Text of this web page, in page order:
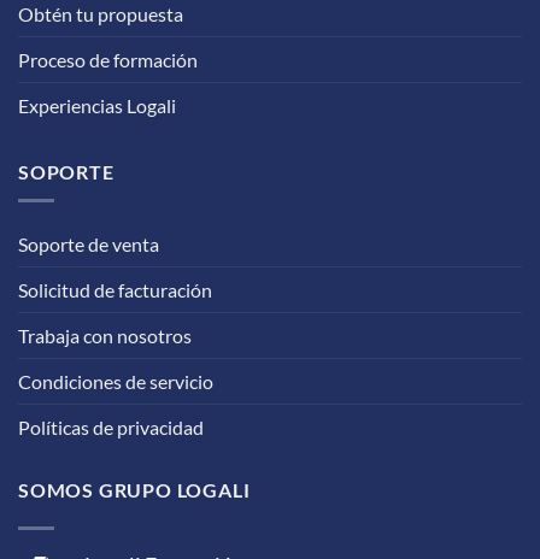
Obtén tu propuesta
Proceso de formación
Experiencias Logali
SOPORTE
Soporte de venta
Solicitud de facturación
Trabaja con nosotros
Condiciones de servicio
Políticas de privacidad
SOMOS GRUPO LOGALI